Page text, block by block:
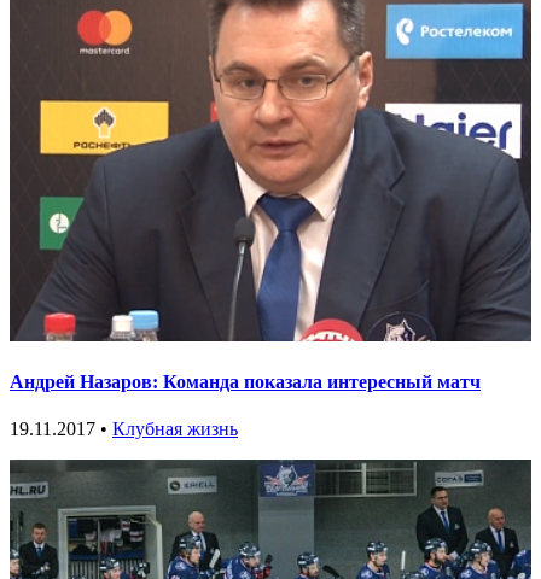
Андрей Назаров: Команда показала интересный матч
19.11.2017 • Клубная жизнь